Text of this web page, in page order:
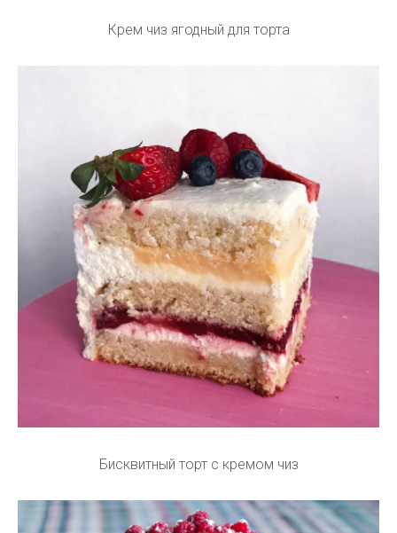
Крем чиз ягодный для торта
Бисквитный торт с кремом чиз